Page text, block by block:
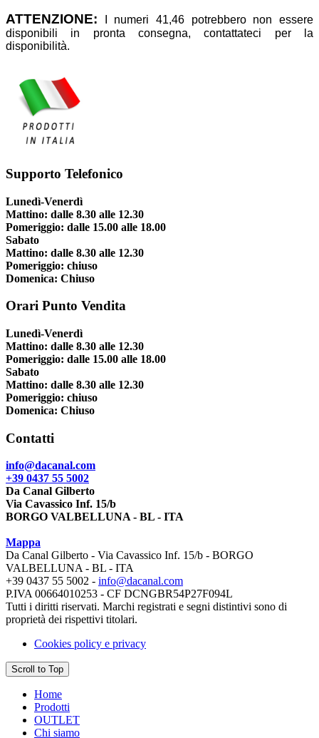
ATTENZIONE: I numeri 41,46 potrebbero non essere
disponibili in pronta consegna, contattateci per la
disponibilità.
Supporto Telefonico
Lunedì-Venerdì
Mattino: dalle 8.30 alle 12.30
Pomeriggio: dalle 15.00 alle 18.00
Sabato
Mattino: dalle 8.30 alle 12.30
Pomeriggio: chiuso
Domenica: Chiuso
Orari Punto Vendita
Lunedì-Venerdì
Mattino: dalle 8.30 alle 12.30
Pomeriggio: dalle 15.00 alle 18.00
Sabato
Mattino: dalle 8.30 alle 12.30
Pomeriggio: chiuso
Domenica: Chiuso
Contatti
info@dacanal.com
+39 0437 55 5002
Da Canal Gilberto
Via Cavassico Inf. 15/b
BORGO VALBELLUNA - BL - ITA
Mappa
Da Canal Gilberto - Via Cavassico Inf. 15/b - BORGO
VALBELLUNA - BL - ITA
+39 0437 55 5002 - info@dacanal.com
P.IVA 00664010253 - CF DCNGBR54P27F094L
Tutti i diritti riservati. Marchi registrati e segni distintivi sono di
proprietà dei rispettivi titolari.
Cookies policy e privacy
Scroll to Top
Home
Prodotti
OUTLET
Chi siamo